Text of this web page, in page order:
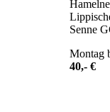
Senne
Montag
40,- €